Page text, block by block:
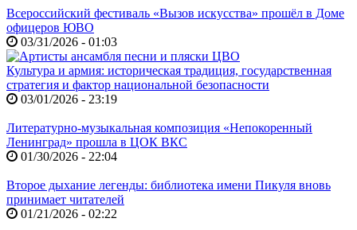
Всероссийский фестиваль «Вызов искусства» прошёл в Доме
офицеров ЮВО
03/31/2026 - 01:03
Культура и армия: историческая традиция, государственная
стратегия и фактор национальной безопасности
03/01/2026 - 23:19
Литературно-музыкальная композиция «Непокоренный
Ленинград» прошла в ЦОК ВКС
01/30/2026 - 22:04
Второе дыхание легенды: библиотека имени Пикуля вновь
принимает читателей
01/21/2026 - 02:22